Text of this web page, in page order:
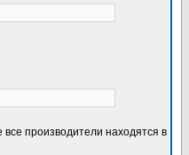
производители находятся в